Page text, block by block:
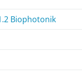
Biophotonik